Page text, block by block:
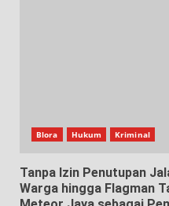
Blora Hukum Kriminal
Tanpa Izin Penutupan
Warga hingga Flagman